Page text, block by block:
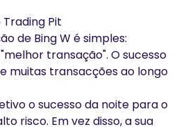
Pit
de Bing W é simples:
transação". O sucesso
muitas transacções ao longo
o sucesso da noite para o
risco. Em vez disso, a sua